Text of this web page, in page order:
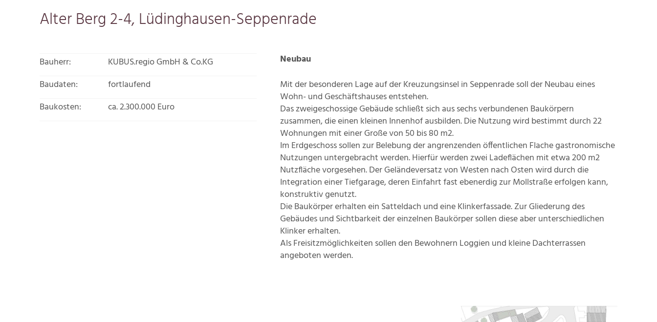
Alter Berg 2-4, Lüdinghausen-Seppenrade
Bauherr:
KUBUS.regio GmbH & Co.KG
Baudaten:
fortlaufend
Baukosten:
ca. 2.300.000 Euro
Neubau
Mit der besonderen Lage auf der Kreuzungsinsel in Seppenrade soll der Neubau eines
Wohn- und Geschäftshauses entstehen.
Das zweigeschossige Gebäude schließt sich aus sechs verbundenen Baukörpern
zusammen, die einen kleinen Innenhof ausbilden. Die Nutzung wird bestimmt durch 22
Wohnungen mit einer Große von 50 bis 80 m2.
Im Erdgeschoss sollen zur Belebung der angrenzenden öffentlichen Flache gastronomische
Nutzungen untergebracht werden. Hierfür werden zwei Ladeflächen mit etwa 200 m2
Nutzfläche vorgesehen. Der Geländeversatz von Westen nach Osten wird durch die
Integration einer Tiefgarage, deren Einfahrt fast ebenerdig zur Mollstraße erfolgen kann,
konstruktiv genutzt.
Die Baukörper erhalten ein Satteldach und eine Klinkerfassade. Zur Gliederung des
Gebäudes und Sichtbarkeit der einzelnen Baukörper sollen diese aber unterschiedlichen
Klinker erhalten.
Als Freisitzmöglichkeiten sollen den Bewohnern Loggien und kleine Dachterrassen
angeboten werden.